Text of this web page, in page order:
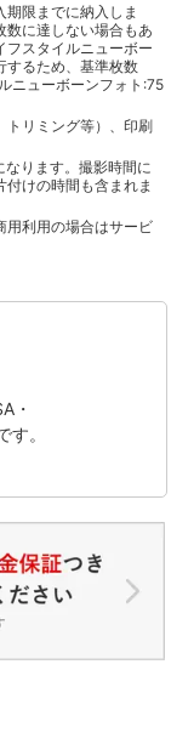
限までに納入しま
数に達しない場合もあ
フスタイルニューボー
するため、基準枚数
ニューボーンフォト:75
トリミング等）、印刷
ります。撮影時間に
けの時間も含まれま
用利用の場合はサービ
・
。